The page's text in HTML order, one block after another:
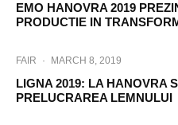
EMO HANOVRA 2019
PRODUCTIE IN
FAIR · MARCH 8, 2019
LIGNA 2019: LA HANOVRA
PRELUCRAREA LEMNULUI